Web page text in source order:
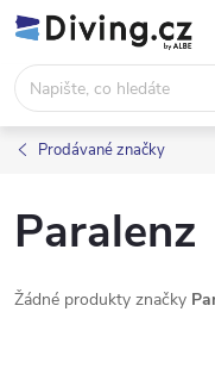
Přejít
na
obsah
Prodávané značky
Paralenz
Žádné produkty značky